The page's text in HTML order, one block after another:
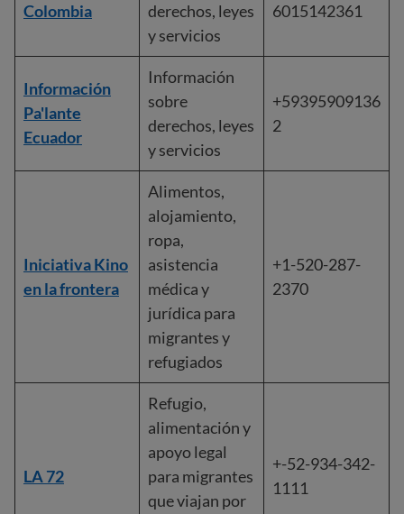
Colombia
derechos, leyes
y servicios
6015142361
Información
Pa'lante
Ecuador
Información
sobre
derechos, leyes
y servicios
+59395909136
2
Iniciativa Kino
en la frontera
Alimentos,
alojamiento,
ropa,
asistencia
médica y
jurídica para
migrantes y
refugiados
+1-520-287-
2370
LA 72
Refugio,
alimentación y
apoyo legal
para migrantes
que viajan por
+-52-934-342-
1111